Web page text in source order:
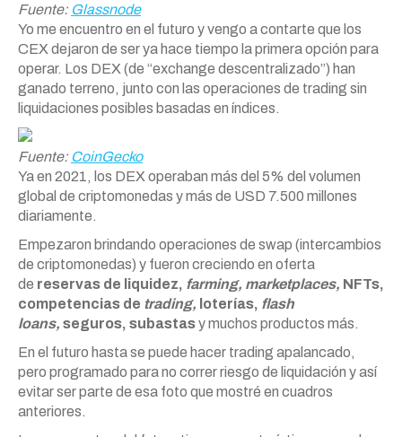
Fuente: Glassnode
Yo me encuentro en el futuro y vengo a contarte que los
CEX dejaron de ser ya hace tiempo la primera opción para
operar. Los DEX (de “exchange descentralizado”) han
ganado terreno, junto con las operaciones de trading sin
liquidaciones posibles basadas en índices.
Fuente: CoinGecko
Ya en 2021, los DEX operaban más del 5% del volumen
global de criptomonedas y más de USD 7.500 millones
diariamente.
Empezaron brindando operaciones de swap (intercambios
de criptomonedas) y fueron creciendo en oferta
de reservas de liquidez, farming, marketplaces, NFTs,
competencias de trading, loterías, flash
loans, seguros, subastasy muchos productos más.
En el futuro hasta se puede hacer trading apalancado,
pero programado para no correr riesgo de liquidación y así
evitar ser parte de esa foto que mostré en cuadros
anteriores.